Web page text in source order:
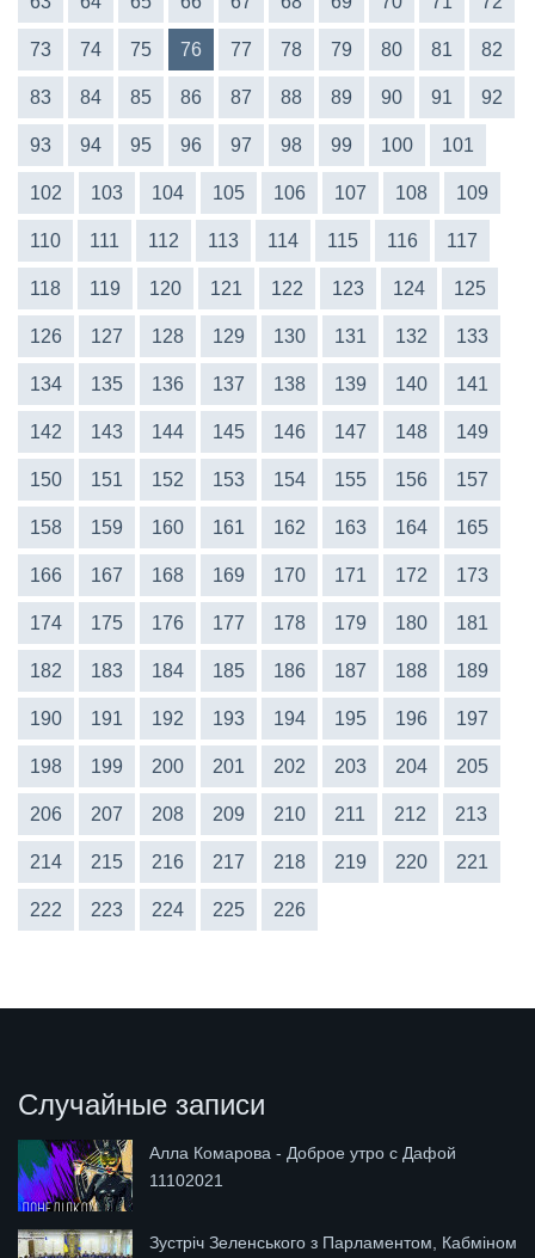
73 74 75 76 77 78 79 80 81 82
83 84 85 86 87 88 89 90 91 92
93 94 95 96 97 98 99 100 101
102 103 104 105 106 107 108 109
110 111 112 113 114 115 116 117
118 119 120 121 122 123 124 125
126 127 128 129 130 131 132 133
134 135 136 137 138 139 140 141
142 143 144 145 146 147 148 149
150 151 152 153 154 155 156 157
158 159 160 161 162 163 164 165
166 167 168 169 170 171 172 173
174 175 176 177 178 179 180 181
182 183 184 185 186 187 188 189
190 191 192 193 194 195 196 197
198 199 200 201 202 203 204 205
206 207 208 209 210 211 212 213
214 215 216 217 218 219 220 221
222 223 224 225 226
Случайные записи
Алла Комарова - Доброе утро с Дафой
11102021
Зустріч Зеленського з Парламентом, Кабміном